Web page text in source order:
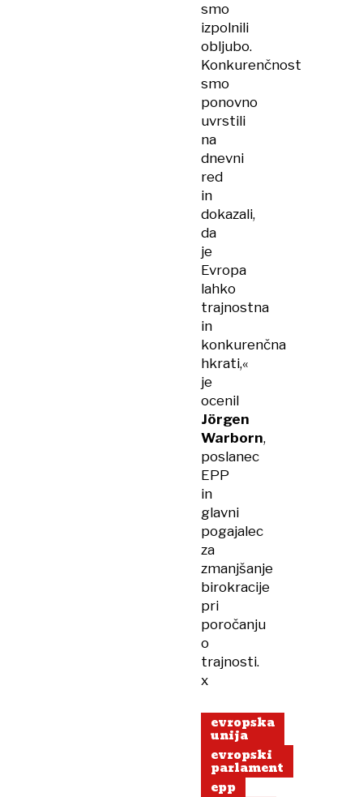
smo
izpolnili
obljubo.
Konkurenčnost
smo
ponovno
uvrstili
na
dnevni
red
in
dokazali,
da
je
Evropa
lahko
trajnostna
in
konkurenčna
hkrati,«
je
ocenil
Jörgen
Warborn,
poslanec
EPP
in
glavni
pogajalec
za
zmanjšanje
birokracije
pri
poročanju
o
trajnosti.
x
evropska
unija
evropski
parlament
epp